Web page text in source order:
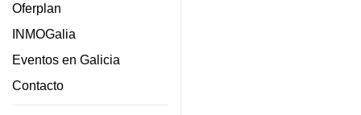
Oferplan
INMOGalia
Eventos en Galicia
Contacto